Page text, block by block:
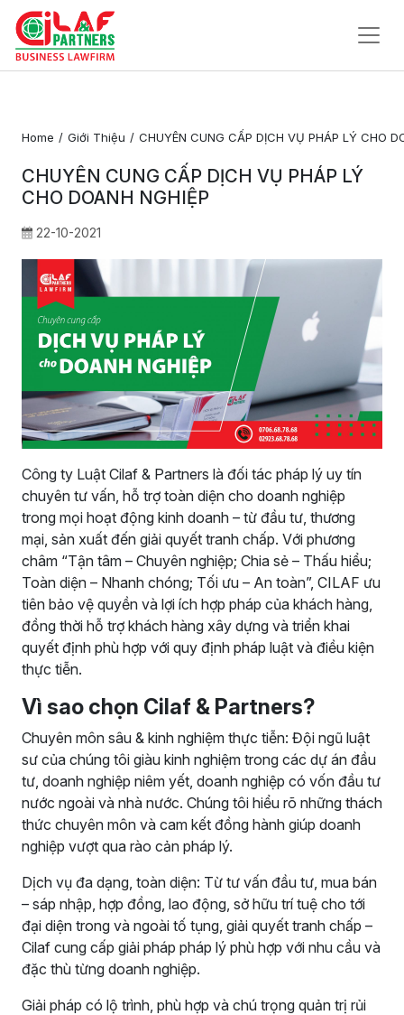
Chúng
Tin Tức
Liên
Hệ
Home Giới Thiệu CHUYÊN CUNG CẤP DỊCH VỤ PHÁP LÝ CHO
CHUYÊN CUNG CẤP DỊCH VỤ PHÁP LÝ
CHO DOANH NGHIỆP
22-10-2021
Công ty Luật Cilaf & Partners là đối tác pháp lý uy tín
chuyên tư vấn, hỗ trợ toàn diện cho doanh nghiệp
trong mọi hoạt động kinh doanh – từ đầu tư, thương
mại, sản xuất đến giải quyết tranh chấp. Với phương
châm “Tận tâm – Chuyên nghiệp; Chia sẻ – Thấu hiểu;
Toàn diện – Nhanh chóng; Tối ưu – An toàn”, CILAF ưu
tiên bảo vệ quyền và lợi ích hợp pháp của khách hàng,
đồng thời hỗ trợ khách hàng xây dựng và triển khai
quyết định phù hợp với quy định pháp luật và điều kiện
thực tiễn.
Vì sao chọn Cilaf & Partners?
Chuyên môn sâu & kinh nghiệm thực tiễn: Đội ngũ luật
sư của chúng tôi giàu kinh nghiệm trong các dự án đầu
tư, doanh nghiệp niêm yết, doanh nghiệp có vốn đầu tư
nước ngoài và nhà nước. Chúng tôi hiểu rõ những thách
thức chuyên môn và cam kết đồng hành giúp doanh
nghiệp vượt qua rào cản pháp lý.
Dịch vụ đa dạng, toàn diện: Từ tư vấn đầu tư, mua bán
– sáp nhập, hợp đồng, lao động, sở hữu trí tuệ cho tới
đại diện trong và ngoài tố tụng, giải quyết tranh chấp –
Cilaf cung cấp giải pháp pháp lý phù hợp với nhu cầu và
đặc thù từng doanh nghiệp.
Giải pháp có lộ trình, phù hợp và chú trọng quản trị rủi